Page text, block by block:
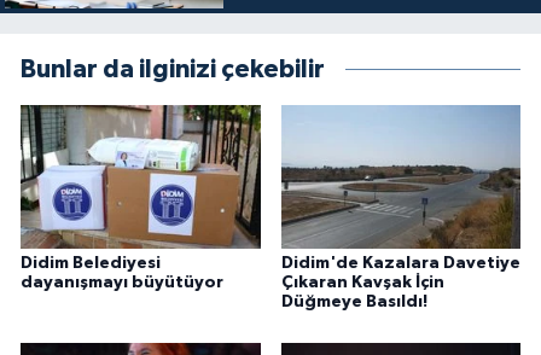
Bunlar da ilginizi çekebilir
Didim Belediyesi
dayanışmayı büyütüyor
Didim'de Kazalara Davetiye
Çıkaran Kavşak İçin
Düğmeye Basıldı!